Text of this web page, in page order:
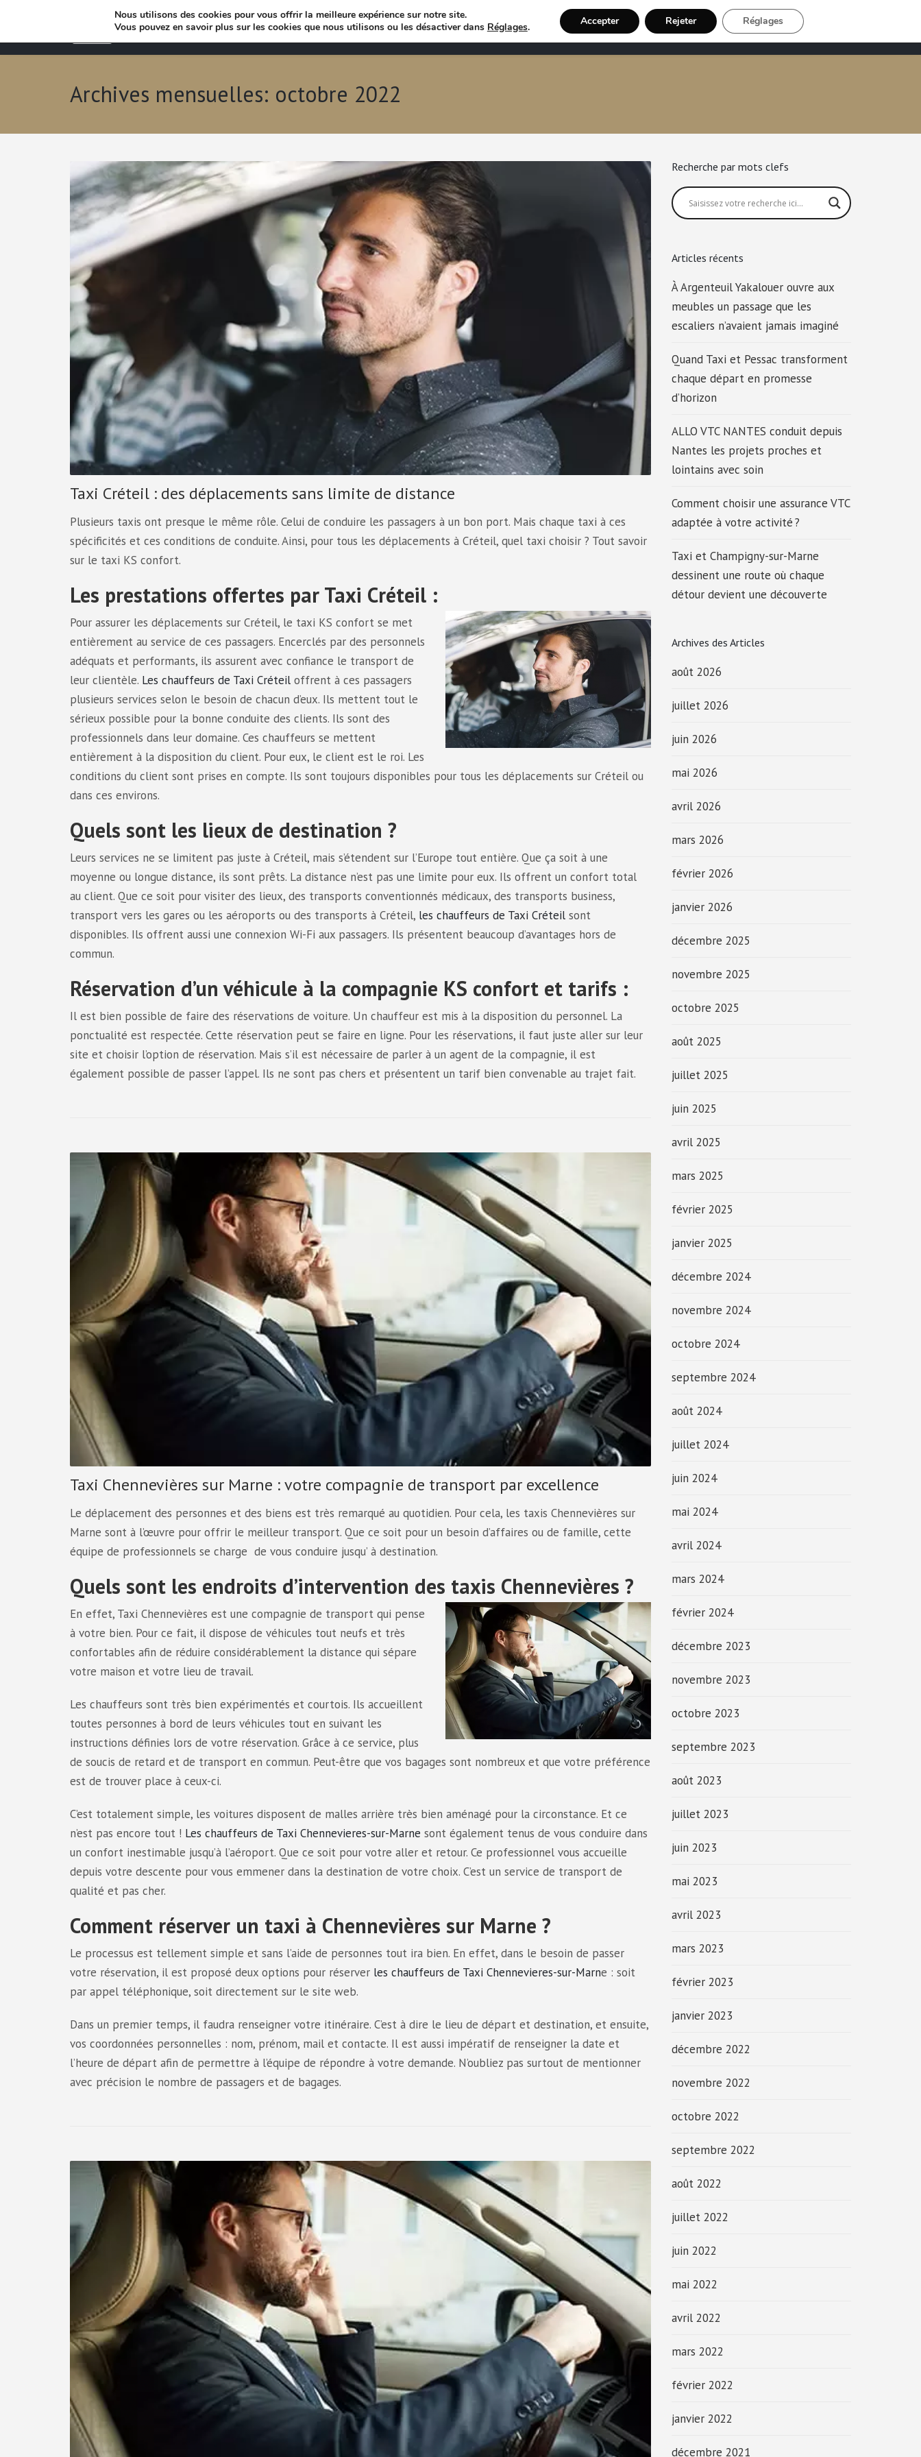
Annuaire VTC Recherche Chauffeur VTC Inscription Chauffeur
Archives mensuelles: octobre 2022
Taxi Créteil : des déplacements sans limite de distance
Plusieurs taxis ont presque le même rôle. Celui de conduire les passagers à un bon port. Mais chaque taxi à ces
spécificités et ces conditions de conduite. Ainsi, pour tous les déplacements à Créteil, quel taxi choisir ? Tout savoir
sur le taxi KS confort.
Les prestations offertes par Taxi Créteil :
Pour assurer les déplacements sur Créteil, le taxi KS confort se met
entièrement au service de ces passagers. Encerclés par des personnels
adéquats et performants, ils assurent avec confiance le transport de
leur clientèle. Les chauffeurs de Taxi Créteil offrent à ces passagers
plusieurs services selon le besoin de chacun d’eux. Ils mettent tout le
sérieux possible pour la bonne conduite des clients. Ils sont des
professionnels dans leur domaine. Ces chauffeurs se mettent
entièrement à la disposition du client. Pour eux, le client est le roi. Les
conditions du client sont prises en compte. Ils sont toujours disponibles pour tous les déplacements sur Créteil ou
dans ces environs.
Quels sont les lieux de destination ?
Leurs services ne se limitent pas juste à Créteil, mais s’étendent sur l’Europe tout entière. Que ça soit à une
moyenne ou longue distance, ils sont prêts. La distance n’est pas une limite pour eux. Ils offrent un confort total
au client. Que ce soit pour visiter des lieux, des transports conventionnés médicaux, des transports business,
transport vers les gares ou les aéroports ou des transports à Créteil, les chauffeurs de Taxi Créteil sont
disponibles. Ils offrent aussi une connexion Wi-Fi aux passagers. Ils présentent beaucoup d’avantages hors de
commun.
Réservation d’un véhicule à la compagnie KS confort et tarifs :
Il est bien possible de faire des réservations de voiture. Un chauffeur est mis à la disposition du personnel. La
ponctualité est respectée. Cette réservation peut se faire en ligne. Pour les réservations, il faut juste aller sur leur
site et choisir l’option de réservation. Mais s’il est nécessaire de parler à un agent de la compagnie, il est
également possible de passer l’appel. Ils ne sont pas chers et présentent un tarif bien convenable au trajet fait.
Taxi Chennevières sur Marne : votre compagnie de transport par excellence
Le déplacement des personnes et des biens est très remarqué au quotidien. Pour cela, les taxis Chennevières sur
Marne sont à l’œuvre pour offrir le meilleur transport. Que ce soit pour un besoin d’affaires ou de famille, cette
équipe de professionnels se charge de vous conduire jusqu’ à destination.
Quels sont les endroits d’intervention des taxis Chennevières ?
En effet, Taxi Chennevières est une compagnie de transport qui pense
à votre bien. Pour ce fait, il dispose de véhicules tout neufs et très
confortables afin de réduire considérablement la distance qui sépare
votre maison et votre lieu de travail.
Les chauffeurs sont très bien expérimentés et courtois. Ils accueillent
toutes personnes à bord de leurs véhicules tout en suivant les
instructions définies lors de votre réservation. Grâce à ce service, plus
de soucis de retard et de transport en commun. Peut-être que vos bagages sont nombreux et que votre préférence
est de trouver place à ceux-ci.
C’est totalement simple, les voitures disposent de malles arrière très bien aménagé pour la circonstance. Et ce
n’est pas encore tout ! Les chauffeurs de Taxi Chennevieres-sur-Marne sont également tenus de vous conduire dans
un confort inestimable jusqu’à l’aéroport. Que ce soit pour votre aller et retour. Ce professionnel vous accueille
depuis votre descente pour vous emmener dans la destination de votre choix. C’est un service de transport de
qualité et pas cher.
Comment réserver un taxi à Chennevières sur Marne ?
Le processus est tellement simple et sans l’aide de personnes tout ira bien. En effet, dans le besoin de passer
votre réservation, il est proposé deux options pour réserver les chauffeurs de Taxi Chennevieres-sur-Marne : soit
par appel téléphonique, soit directement sur le site web.
Dans un premier temps, il faudra renseigner votre itinéraire. C’est à dire le lieu de départ et destination, et ensuite,
vos coordonnées personnelles : nom, prénom, mail et contacte. Il est aussi impératif de renseigner la date et
l’heure de départ afin de permettre à l’équipe de répondre à votre demande. N’oubliez pas surtout de mentionner
avec précision le nombre de passagers et de bagages.
Recherche par mots clefs
Articles récents
À Argenteuil Yakalouer ouvre aux
meubles un passage que les
escaliers n’avaient jamais imaginé
Quand Taxi et Pessac transforment
chaque départ en promesse
d’horizon
ALLO VTC NANTES conduit depuis
Nantes les projets proches et
lointains avec soin
Comment choisir une assurance VTC
adaptée à votre activité ?
Taxi et Champigny-sur-Marne
dessinent une route où chaque
détour devient une découverte
Archives des Articles
août 2026
juillet 2026
juin 2026
mai 2026
avril 2026
mars 2026
février 2026
janvier 2026
décembre 2025
novembre 2025
octobre 2025
août 2025
juillet 2025
juin 2025
avril 2025
mars 2025
février 2025
janvier 2025
décembre 2024
novembre 2024
octobre 2024
septembre 2024
août 2024
juillet 2024
juin 2024
mai 2024
avril 2024
mars 2024
février 2024
décembre 2023
novembre 2023
octobre 2023
septembre 2023
août 2023
juillet 2023
juin 2023
mai 2023
avril 2023
mars 2023
février 2023
janvier 2023
décembre 2022
novembre 2022
octobre 2022
septembre 2022
août 2022
juillet 2022
juin 2022
mai 2022
avril 2022
mars 2022
février 2022
janvier 2022
décembre 2021
Nous utilisons des cookies pour vous offrir la meilleure expérience sur notre site.
Vous pouvez en savoir plus sur les cookies que nous utilisons ou les désactiver dans Réglages. Accepter Rejeter Réglages